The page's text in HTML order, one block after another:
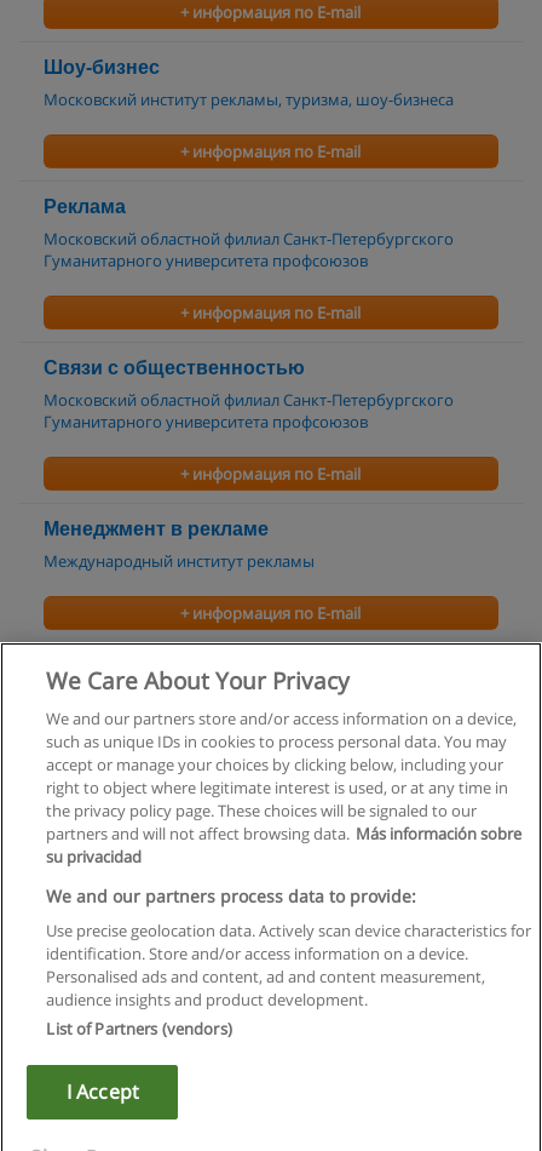
+ информация по E-mail
Шоу-бизнес
Московский институт рекламы, туризма, шоу-бизнеса
+ информация по E-mail
Реклама
Московский областной филиал Санкт-Петербургского
Гуманитарного университета профсоюзов
+ информация по E-mail
Связи с общественностью
Московский областной филиал Санкт-Петербургского
Гуманитарного университета профсоюзов
+ информация по E-mail
Менеджмент в рекламе
Международный институт рекламы
+ информация по E-mail
Маркетинг в рекламе
+ информация по E-mail
Правила пользования
Конфиденциальность информации
Напишите Educaedu
Copyright © Educaedu Business S.L. - CIF : B-95610580: -
We Care About Your Privacy
We and our partners store and/or access information on a device,
such as unique IDs in cookies to process personal data. You may
accept or manage your choices by clicking below, including your
right to object where legitimate interest is used, or at any time in
the privacy policy page. These choices will be signaled to our
partners and will not affect browsing data. Más información sobre
su privacidad
We and our partners process data to provide:
Use precise geolocation data. Actively scan device characteristics for
identification. Store and/or access information on a device.
Personalised ads and content, ad and content measurement,
audience insights and product development.
List of Partners (vendors)
I Accept